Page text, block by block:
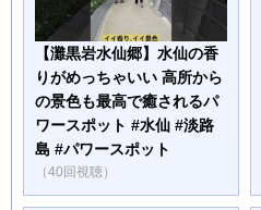
【灘黒岩水仙郷】水仙の香
りがめっちゃいい 高所から
の景色も最高で癒されるパ
ワースポット #水仙 #淡路
島 #パワースポット
（40回視聴）